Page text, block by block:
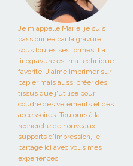
Je m'appelle Marie, je suis
passionnée par la gravure
sous toutes ses formes. La
linogravure est ma technique
favorite. J'aime imprimer sur
papier mais aussi créer des
tissus que j'utilise pour
coudre des vêtements et des
accessoires. Toujours à la
recherche de nouveaux
supports d'impression, je
partage ici avec vous mes
expériences!